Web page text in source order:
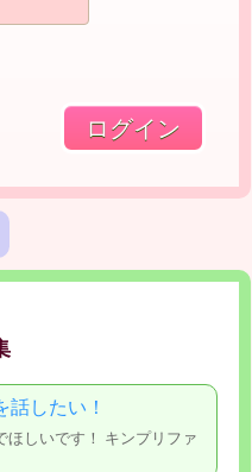
したい！
しいです！ キンプリファ